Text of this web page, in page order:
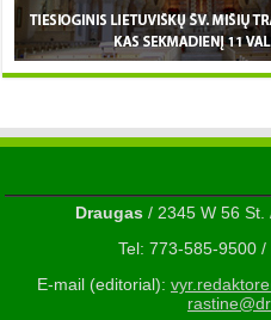
Draugas/ 2345 W 56 St.
Tel: 773-585-9500
E-mail (editorial):